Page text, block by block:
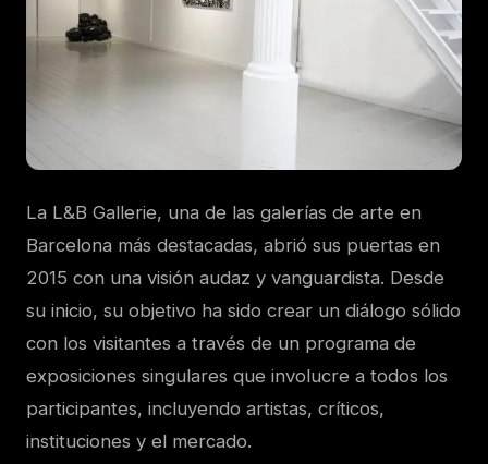
La L&B Gallerie, una de las galerías de arte en
Barcelona más destacadas, abrió sus puertas en
2015 con una visión audaz y vanguardista. Desde
su inicio, su objetivo ha sido crear un diálogo sólido
con los visitantes a través de un programa de
exposiciones singulares que involucre a todos los
participantes, incluyendo artistas, críticos,
instituciones y el mercado.